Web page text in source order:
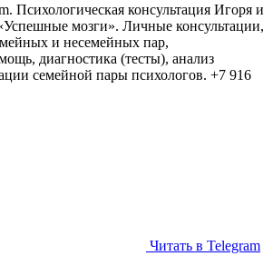
Психологическая консультация Игоря и
мозги». Личные консультации,
и несемейных пар,
диагностика (тесты), анализ
семейной пары психологов. +7 916
Читать в Telegram